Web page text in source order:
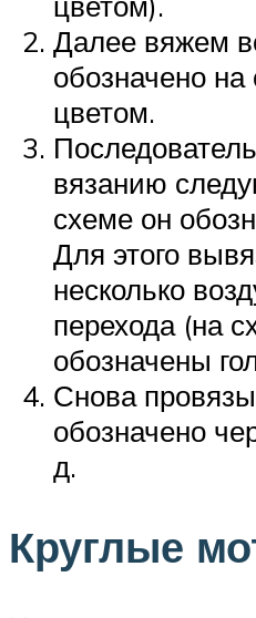
Далее вяжем
обозначено
цветом.
вязанию
схеме он
Для этого
несколько
перехода (на
обозначены
Снова
обозначено
д.
Круглые